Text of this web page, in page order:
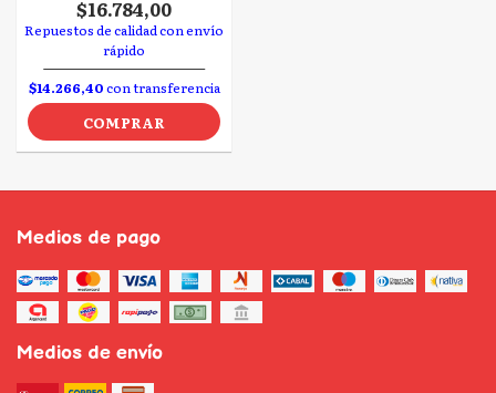
$16.784,00
Repuestos de calidad con envío
rápido
$14.266,40con transferencia
COMPRAR
Medios de pago
Medios de envío